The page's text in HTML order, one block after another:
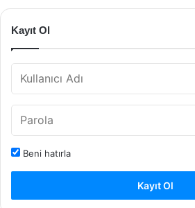
Kayıt Ol
Beni hatırla
Kayıt Ol